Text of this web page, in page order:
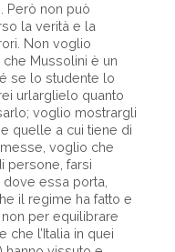
Però non può
la verità e la
Non voglio
Mussolini è un
se lo studente lo
urlarglielo quanto
voglio mostrargli
quelle a cui tiene di
voglio che
persone, farsi
essa porta,
il regime ha fatto e
per equilibrare
che l’Italia in quei